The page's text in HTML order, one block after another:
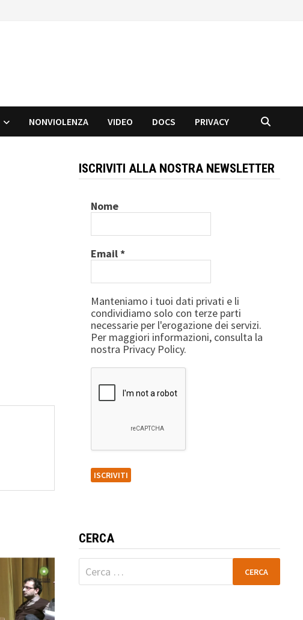
NONVIOLENZA VIDEO DOCS PRIVACY
ISCRIVITI ALLA NOSTRA NEWSLETTER
Nome
Email*
Manteniamo i tuoi dati privati e li
condividiamo solo con terze parti
necessarie per l'erogazione dei servizi.
Per maggiori informazioni, consulta la
nostra Privacy Policy.
CERCA
Ricerca
per: